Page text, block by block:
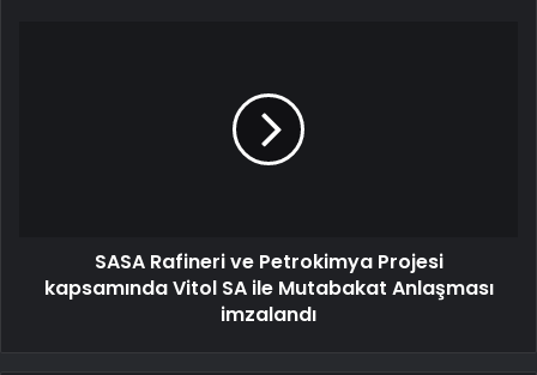
SASA Rafineri ve Petrokimya Projesi
kapsamında Vitol SA ile Mutabakat Anlaşması
imzalandı